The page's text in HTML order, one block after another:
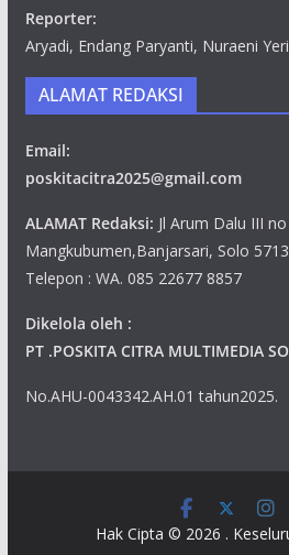
Reporter:
Aryadi, Endang Paryanti, Nuraeni
ALAMAT REDAKSI
Email:
poskitacitra2025@gmail.com
ALAMAT Redaksi: Jl Arum Dalu III
Mangkubumen,Banjarsari, Solo
Telepon : WA. 085 22677 8857
Dikelola oleh :
PT .POSKITA CITRA MULTIMEDIA
No.AHU-0043342.AH.01 tahun2025.
Hak Cipta © 2026 .